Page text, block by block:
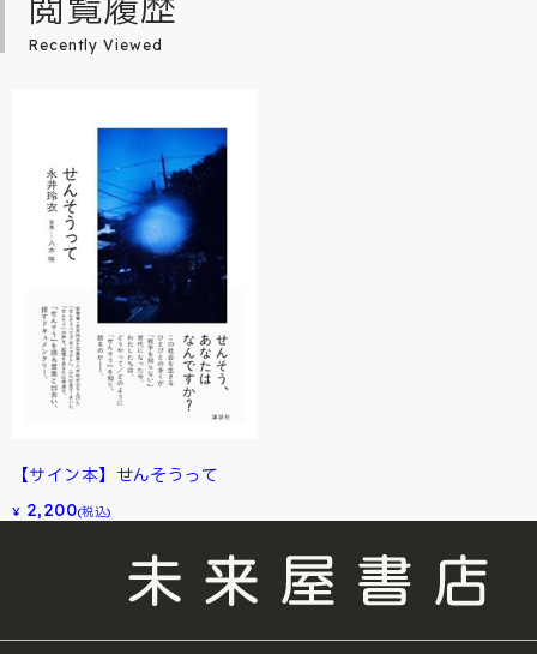
Recently Viewed
【サイン本】せんそうって
¥ 2,200(税込)